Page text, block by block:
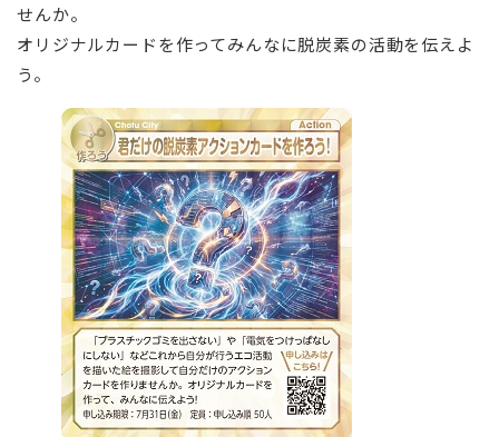
せんか。
オリジナルカードを作ってみんなに脱炭素の活動を伝えよ
う。